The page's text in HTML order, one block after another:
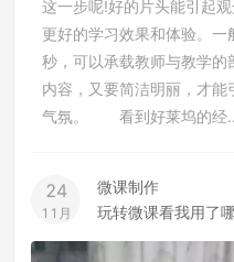
这一步呢!好的片头能引起
更好的学习效果和体验。
秒，可以承载教师与教学
内容，又要简洁明丽，才
气氛。 看到好莱坞的经
24
11月
微课制作
玩转微课看我用了